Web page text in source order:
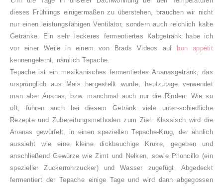
dieses Frühlings einigermaßen zu überstehen, brauchen wir nicht
nur einen leistungsfähigen Ventilator, sondern auch reichlich kalte
Getränke. Ein sehr leckeres fermentiertes Kaltgetränk habe ich
vor einer Weile in einem von Brads Videos auf bon appétit
kennengelernt, nämlich Tepache.
Tepache ist ein mexikanisches fermentiertes Ananasgetränk, das
ursprünglich aus Mais hergestellt wurde, heutzutage verwendet
man aber Ananas, bzw. manchmal auch nur die Rinden. Wie so
oft, führen auch bei diesem Getränk viele unter-schiedliche
Rezepte und Zubereitungsmethoden zum Ziel. Klassisch wird die
Ananas gewürfelt, in einen speziellen Tepache-Krug, der ähnlich
aussieht wie eine kleine dickbauchige Kruke, gegeben und
anschließend Gewürze wie Zimt und Nelken, sowie Piloncillo (ein
spezieller Zuckerrohrzucker) und Wasser zugefügt. Abgedeckt
fermentiert der Tepache einige Tage und wird dann abgegossen